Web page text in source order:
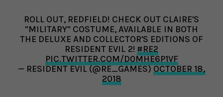
ROLL OUT, REDFIELD! CHECK OUT CLAIRE'S
"MILITARY" COSTUME, AVAILABLE IN BOTH
THE DELUXE AND COLLECTOR'S EDITIONS OF
RESIDENT EVIL 2! #RE2
PIC.TWITTER.COM/D0MHE6P1VF
— RESIDENT EVIL (@RE_GAMES)OCTOBER 18,
2018